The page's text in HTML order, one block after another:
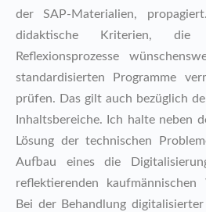
der SAP-Materialien,
didaktische Kriterien, die
Reflexionsprozesse
standardisierten Programme
prüfen. Das gilt auch bezüglich
Inhaltsbereiche. Ich halte neben
Lösung der technischen
Aufbau eines die
reflektierenden
Bei der Behandlung